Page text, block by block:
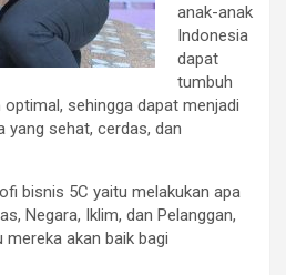
anak-anak
Indonesia
dapat
tumbuh
sehingga dapat menjadi
yang sehat, cerdas, dan
bisnis 5C yaitu melakukan apa
Negara, Iklim, dan Pelanggan,
mereka akan baik bagi